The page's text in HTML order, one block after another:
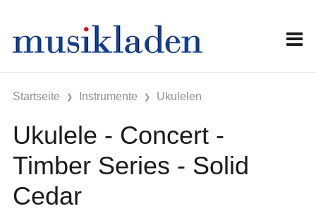
Startseite Instrumente Ukulelen
Ukulele - Concert -
Timber Series - Solid
Cedar